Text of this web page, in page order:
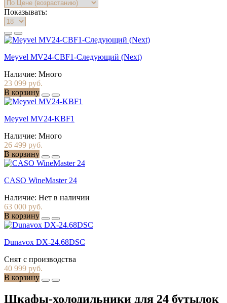
Показывать:
Meyvel MV24-CBF1-Следующий (Next)
Наличие: Много
23 099 руб.
В корзину
Meyvel MV24-KBF1
Наличие: Много
26 499 руб.
В корзину
CASO WineMaster 24
Наличие: Нет в наличии
63 000 руб.
В корзину
Dunavox DX-24.68DSC
Снят с производства
40 999 руб.
В корзину
Шкафы-холодильники для 24 бутылок